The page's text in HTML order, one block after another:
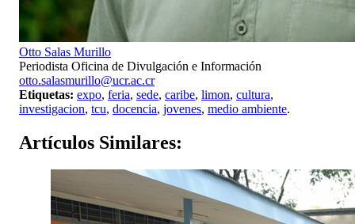
Otto Salas Murillo
Periodista Oficina de Divulgación e Información
otto.salasmurillo@ucr.ac.cr
Etiquetas: expo, feria, sede, caribe, limon, cultura,
investigacion, tcu, docencia, jovenes, medio ambiente.
Artículos Similares: